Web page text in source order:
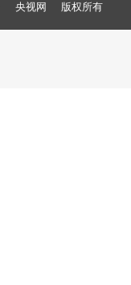
央视网 版权所有